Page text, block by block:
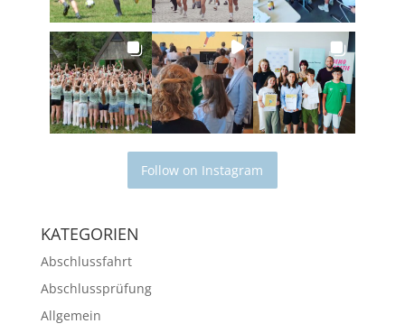
Follow on Instagram
KATEGORIEN
Abschlussfahrt
Abschlussprüfung
Allgemein